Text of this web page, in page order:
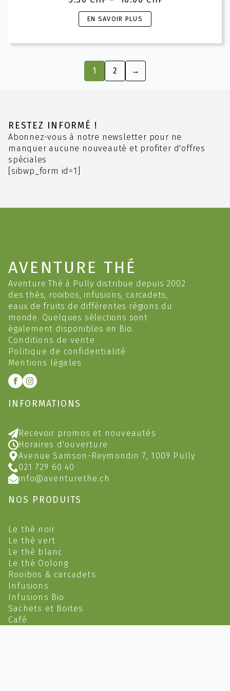
Plage
de
prix :
à
EN SAVOIR PLUS
Ce
produit
variations.
options
choisies
sur
la
page
produit
1 2 →
RESTEZ INFORMÉ !
Abonnez-vous à notre newsletter pour ne
manquer aucune nouveauté et profiter d'offres
spéciales
[sibwp_form id=1]
AVENTURE THÉ
Aventure Thé à Pully distribue depuis 2002
des thés, rooibos, infusions, carcadets,
eaux de fruits de différentes régions du
monde. Quelques sélections sont
également disponibles en Bio.
Conditions de vente
Politique de confidentialité
Mentions légales
INFORMATIONS
Recevoir promos et nouveautés
Horaires d'ouverture
Avenue Samson-Reymondin 7, 1009 Pully
021 729 60 40
info@aventurethe.ch
NOS PRODUITS
Le thé noir
Le thé vert
Le thé blanc
Le thé Oolong
Rooibos & carcadets
Infusions
Infusions Bio
Sachets et Boites
Café